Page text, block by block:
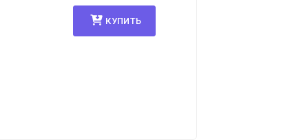
КУПИТЬ